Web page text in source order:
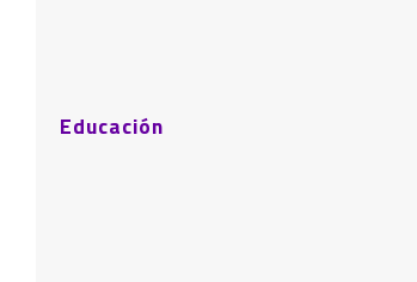
Educación